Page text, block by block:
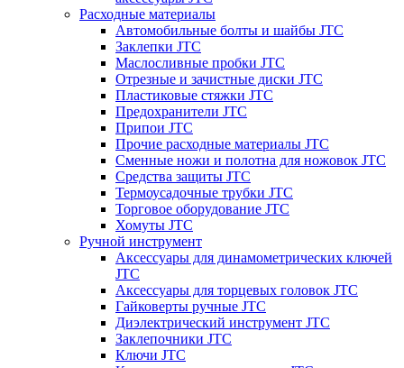
Расходные материалы
Автомобильные болты и шайбы JTC
Заклепки JTC
Маслосливные пробки JTC
Отрезные и зачистные диски JTC
Пластиковые стяжки JTC
Предохранители JTC
Припои JTC
Прочие расходные материалы JTC
Сменные ножи и полотна для ножовок JTC
Средства защиты JTC
Термоусадочные трубки JTC
Торговое оборудование JTC
Хомуты JTC
Ручной инструмент
Аксессуары для динамометрических ключей
JTC
Аксессуары для торцевых головок JTC
Гайковерты ручные JTC
Диэлектрический инструмент JTC
Заклепочники JTC
Ключи JTC